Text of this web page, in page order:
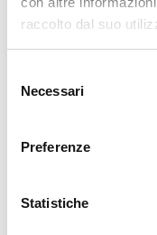
raccolto dal suo
delNecessari
Preferenze
Statistiche
Notizia
Notizie in